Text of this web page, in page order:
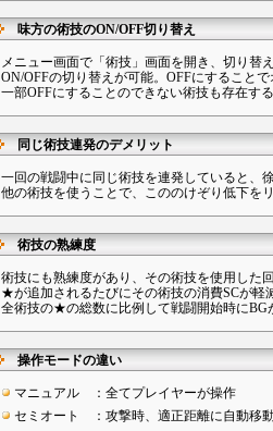
味方の術技のON/OFF切り替え
メニュー画面で「術技」画面を開き、切り替
ON/OFFの切り替えが可能。OFFにすること
一部OFFにすることのできない術技も存在す
同じ術技連発のデメリット
一回の戦闘中に同じ術技を連発していると、
他の術技を使うことで、こののけぞり低下を
術技の熟練度
術技にも熟練度があり、その術技を使用した
★が追加されるたびにその術技の消費SCが軽
全術技の★の総数に比例して戦闘開始時にBG
操作モードの違い
マニュアル ：全てプレイヤーが操作
セミオート ：攻撃時、適正距離に自動移